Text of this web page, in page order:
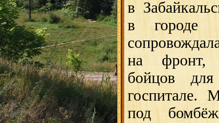
в
в
на фронт,
бойцов
госпитале.
под